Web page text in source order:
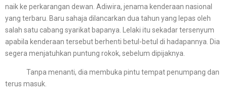
naik ke perkarangan dewan. Adiwira, jenama kenderaan nasional
yang terbaru. Baru sahaja dilancarkan dua tahun yang lepas oleh
salah satu cabang syarikat bapanya. Lelaki itu sekadar tersenyum
apabila kenderaan tersebut berhenti betul-betul di hadapannya. Dia
segera menjatuhkan puntung rokok, sebelum dipijaknya.
Tanpa menanti, dia membuka pintu tempat penumpang dan
terus masuk.